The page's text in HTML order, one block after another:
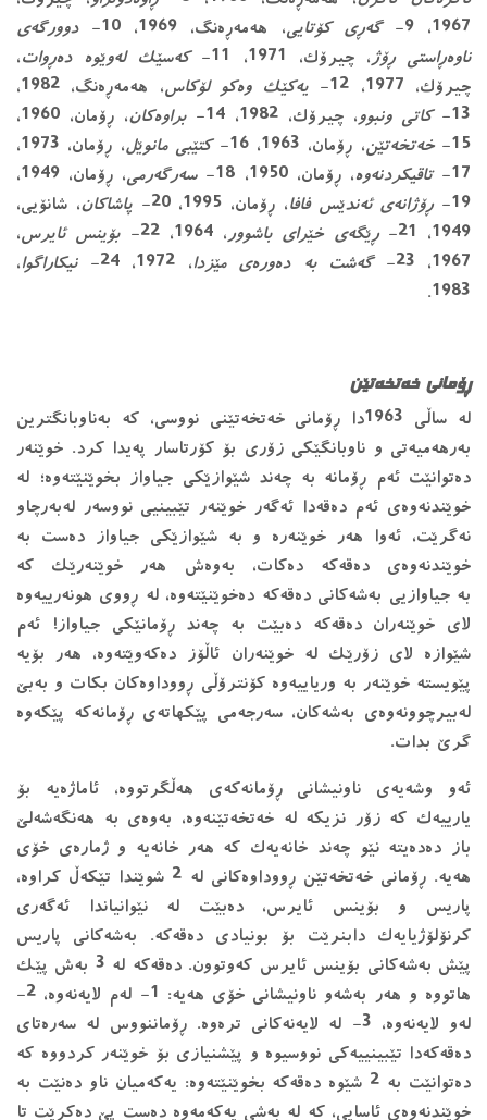
1967، 9-
گەڕی کۆتایی، هەمەڕەنگ، 1969، 10-
دوورگەی
ناوەڕاستی ڕۆژ، چیرۆک، 1971، 11- کەسێک لەوێوە دەڕوات،
چیرۆک، 1977، 12-
یەکێک وەکو لۆکاس
، هەمەڕەنگ، 1982،
13-
کاتی ونبوو، چیرۆک، 1982، 14- براوەکان
، ڕۆمان، 1960،
15-
خەتخەتێن، ڕۆمان، 1963، 16- کتێبی مانوێل
، ڕۆمان، 1973،
17-
تاقیکردنەوە، ڕۆمان، 1950، 18- سەرگەرمی
، ڕۆمان، 1949،
19-
ڕۆژانەی ئەندێس فافا، ڕۆمان، 1995، 20- پاشاکان، شانۆیی،
1949، 21-
ڕێگەی خێرای باشوور، 1964، 22- بۆینس ئایرس،
1967، 23-
گەشت بە دەورەی مێزدا، 1972، 24- نیکاراگوا،
1983.
ڕۆمانی خەتخەتێن
لە ساڵی 1963دا ڕۆمانی خەتخەتێنی نووسی، كە بەناوبانگترین
بەرهەمیەتی و ناوبانگێكی زۆری بۆ كۆرتاسار پەیدا كرد. خوێنەر
دەتوانێت ئەم ڕۆمانە بە چەند شێوازێكی جیاواز بخوێنێتەوە؛ لە
خوێندنەوەی ئەم دەقەدا ئەگەر خوێنەر تێبینیی نووسەر لەبەرچاو
نەگرێت، ئەوا هەر خوێنەرە و بە شێوازێكی جیاواز دەست بە
خوێندنەوەی دەقەكە دەكات، بەوەش هەر خوێنەرێك كە
بە جیاوازیی بەشەكانی دەقەكە دەخوێنێتەوە، لە ڕووی هونەرییەوە
لای خوێنەران دەقەكە دەبێت بە چەند ڕۆمانێكی جیاواز! ئەم
شێوازە لای زۆرێك لە خوێنەران ئاڵۆز دەكەوێتەوە، هەر بۆیە
پێویستە خوێنەر بە وریاییەوە كۆنترۆڵی ڕووداوەكان بكات و بەبێ
لەبیرچوونەوەی بەشەكان، سەرجەمی پێكهاتەی ڕۆمانەكە پێكەوە
گرێ بدات.
ئەو وشەیەی ناونیشانی ڕۆمانەکەی هەڵگرتووە، ئاماژەیە بۆ
یارییەک کە زۆر نزیکە لە خەتخەتێنەوە، بەوەی بە هەنگەشەلێ
باز دەدەیتە نێو چەند خانەیەک کە هەر خانەیە و ژمارەی خۆی
هەیە. ڕۆمانی خەتخەتێن ڕووداوەكانی لە 2 شوێندا تێكەڵ كراوە،
پاریس و بۆینس ئایرس، دەبێت لە نێوانیاندا ئەگەری
كرنۆلۆژیایەك دابنرێت بۆ بونیادی دەقەكە. بەشەكانی پاریس
پێش بەشەكانی بۆینس ئایرس كەوتوون. دەقەكە لە 3 بەش پێك
هاتووە و هەر بەشەو ناونیشانی خۆی هەیە: 1- لەم لایەنەوە، 2-
لەو لایەنەوە، 3- لە لایەنەكانی ترەوە. ڕۆماننووس لە سەرەتای
دەقەكەدا تێبینییەكی نووسیوە و پێشنیازی بۆ خوێنەر كردووە كە
دەتوانێت بە 2 شێوە دەقەكە بخوێنێتەوە: یەكەمیان ناو دەنێت بە
خوێندنەوەی ئاسایی، كە لە بەشی یەكەمەوە دەست پێ دەكرێت تا